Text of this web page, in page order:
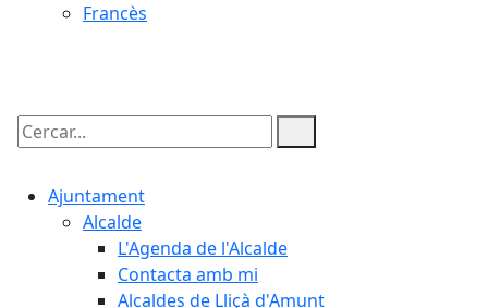
Francès
Cercar:
Ajuntament
Alcalde
L'Agenda de l'Alcalde
Contacta amb mi
Alcaldes de Lliçà d'Amunt